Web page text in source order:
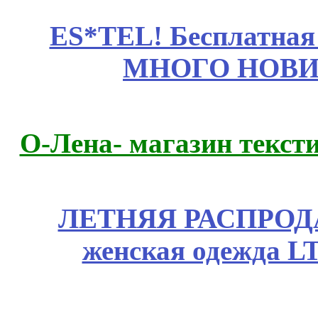
ES*TEL!
МНОГО
О-Лена- магазин
ЛЕТНЯЯ
женская одежда